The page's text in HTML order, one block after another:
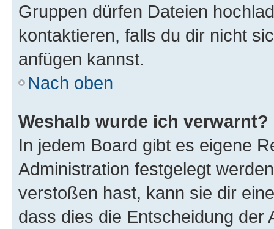
Gruppen dürfen Dateien
kontaktieren, falls du dir nicht
anfügen kannst.
Nach oben
Weshalb wurde ich verwarnt?
In jedem Board gibt es eigene
Administration festgelegt
verstoßen hast, kann sie dir
dass dies die Entscheidung der